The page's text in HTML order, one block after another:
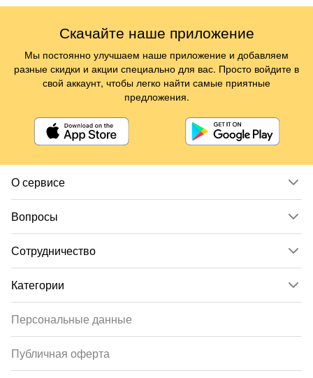
О сервисе
Вопросы
Сотрудничество
Категории
Персональные данные
Публичная оферта
Скачайте наше приложение
Мы постоянно улучшаем наше приложение и добавляем
разные скидки и акции специально для вас. Просто войдите в
свой аккаунт, чтобы легко найти самые приятные
предложения.